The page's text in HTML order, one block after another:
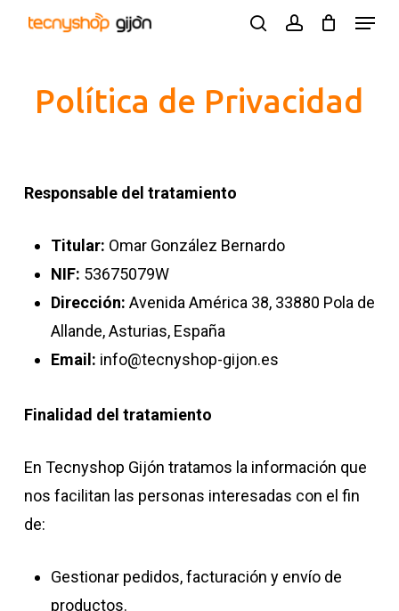
Skip
content
Menu
Política de Privacidad
Responsable del tratamiento
Titular: Omar González Bernardo
NIF: 53675079W
Dirección: Avenida América 38, 33880 Pola de
Allande, Asturias, España
Email: info@tecnyshop-gijon.es
Finalidad del tratamiento
En Tecnyshop Gijón tratamos la información que
nos facilitan las personas interesadas con el fin
de:
Gestionar pedidos, facturación y envío de
productos.
Menu